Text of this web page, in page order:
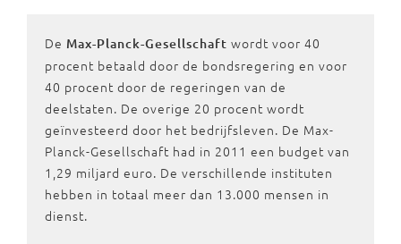
De Max-Planck-Gesellschaft wordt voor 40
procent betaald door de bondsregering en voor
40 procent door de regeringen van de
deelstaten. De overige 20 procent wordt
geïnvesteerd door het bedrijfsleven. De Max-
Planck-Gesellschaft had in 2011 een budget van
1,29 miljard euro. De verschillende instituten
hebben in totaal meer dan 13.000 mensen in
dienst.